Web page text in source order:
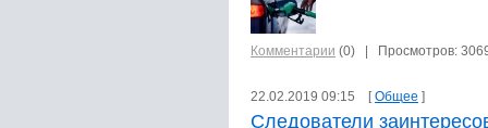
Комментарии (0) | Просмотров:
22.02.2019 09:15 [Общее ]
Следователи